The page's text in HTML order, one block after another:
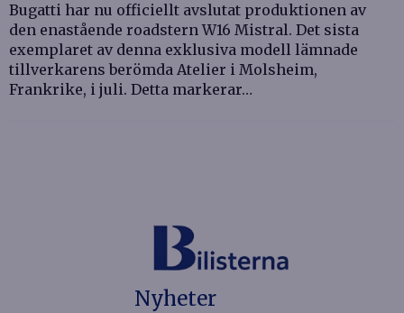
Bugatti har nu officiellt avslutat produktionen av
den enastående roadstern W16 Mistral. Det sista
exemplaret av denna exklusiva modell lämnade
tillverkarens berömda Atelier i Molsheim,
Frankrike, i juli. Detta markerar…
Nyheter